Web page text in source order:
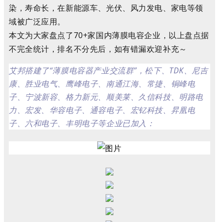
染，寿命长，在新能源车、光伏、风力发电、家电等领
域被广泛应用。
本文为大家盘点了70+家国内薄膜电容企业，以上盘点据
不完全统计，排名不分先后，如有错漏欢迎补充～
艾邦搭建了“薄膜电容器产业交流群”，松下、TDK、尼吉
康、胜业电气、 鹰峰电子、南通江海、常捷、 铜峰电
子、 宁波新容、格力新元、顺美莱、久信科技、 明路电
力、宏发、华容电子、 通容电子、 宏钇科技、 昇凰电
子、 六和电子、 丰明电子等企业已加入：